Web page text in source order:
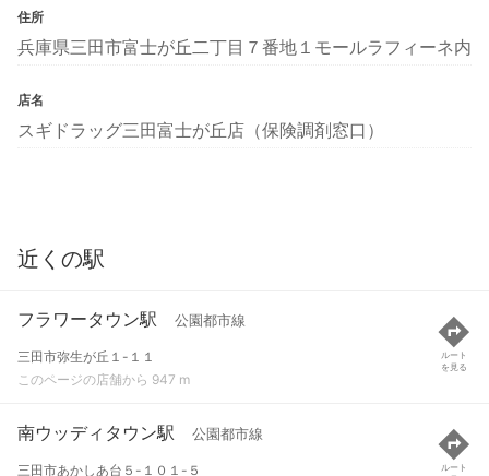
住所
兵庫県三田市富士が丘二丁目７番地１モールラフィーネ内
店名
スギドラッグ三田富士が丘店（保険調剤窓口）
近くの駅
フラワータウン駅 公園都市線
三田市弥生が丘１-１１
このページの店舗から 947 m
ルート
を見る
南ウッディタウン駅 公園都市線
三田市あかしあ台５-１０１-５
ルート